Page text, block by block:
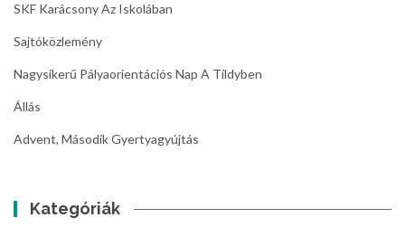
SKF Karácsony Az Iskolában
Sajtóközlemény
Nagysikerű Pályaorientációs Nap A Tildyben
Állás
Advent, Második Gyertyagyújtás
Kategóriák